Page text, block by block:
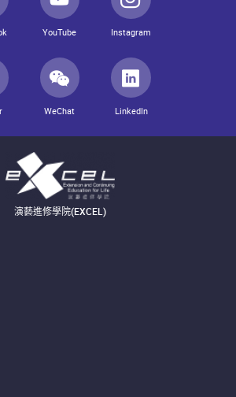
YouTube Instagram
WeChat LinkedIn
演藝進修學院(EXCEL)